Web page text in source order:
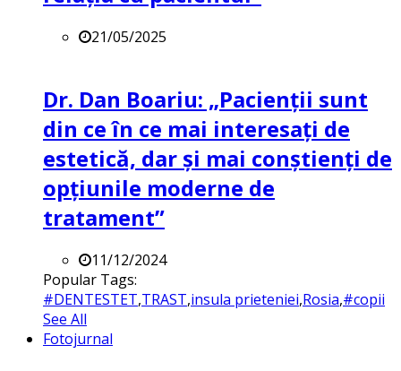
21/05/2025
Dr. Dan Boariu: „Pacienții sunt
din ce în ce mai interesați de
estetică, dar și mai conștienți de
opțiunile moderne de
tratament”
11/12/2024
Popular Tags:
#DENTESTET,TRAST,insula prieteniei,Rosia,#copii
See All
Fotojurnal